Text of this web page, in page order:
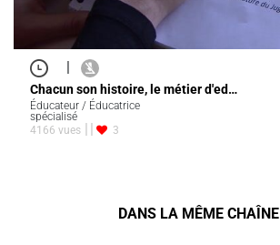
|
Chacun son histoire, le métier d'ed…
Éducateur / Éducatrice
spécialisé
4166 vues
3
DANS LA MÊME CHAÎNE